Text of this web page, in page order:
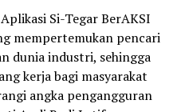
Si-Tegar BerAKSI
mempertemukan pencari
dunia industri, sehingga
kerja bagi masyarakat
angka pengangguran